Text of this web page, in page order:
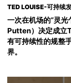
TED LOUISE-可持续
一次在机场的“灵光
Putten）决定成立
有可持续性的规整
界。